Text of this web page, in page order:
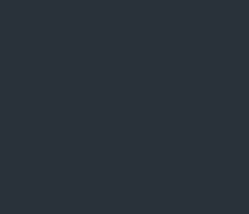
Regentonne 1.300